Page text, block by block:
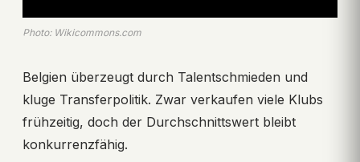
Photo: Wikicommons.com
Belgien überzeugt durch Talentschmieden und
kluge Transferpolitik. Zwar verkaufen viele Klubs
frühzeitig, doch der Durchschnittswert bleibt
konkurrenzfähig.